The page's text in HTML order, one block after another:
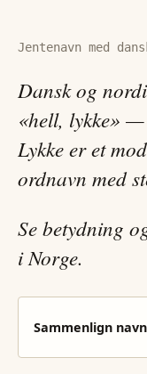
Jentenavn med
Dansk og
«hell, lykke»
Lykke er et
ordnavn med
Se betydning
i Norge.
Sammenlign navn